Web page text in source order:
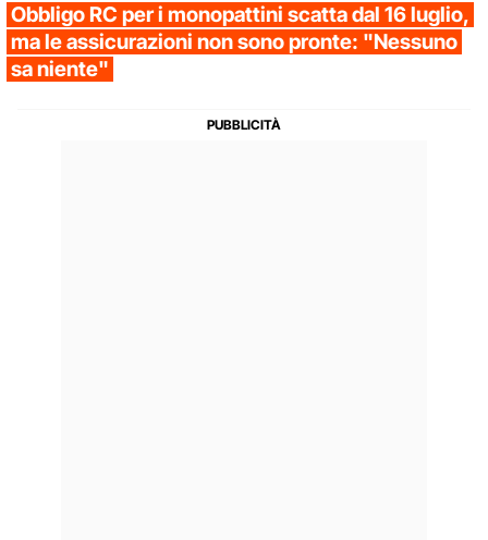
Obbligo RC per i monopattini scatta dal 16 luglio,
ma le assicurazioni non sono pronte: "Nessuno
sa niente"